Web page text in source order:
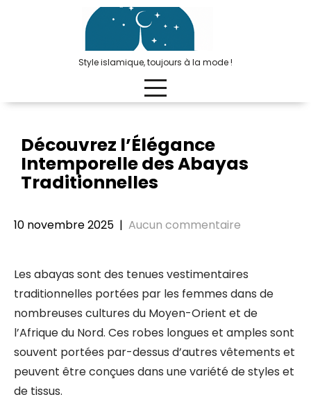
Style islamique, toujours à la mode !
Découvrez l’Élégance
Intemporelle des Abayas
Traditionnelles
10 novembre 2025 | Aucun commentaire
Les abayas sont des tenues vestimentaires
traditionnelles portées par les femmes dans de
nombreuses cultures du Moyen-Orient et de
l’Afrique du Nord. Ces robes longues et amples sont
souvent portées par-dessus d’autres vêtements et
peuvent être conçues dans une variété de styles et
de tissus.